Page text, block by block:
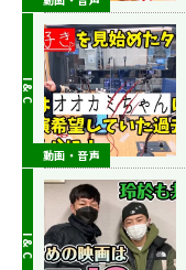
動画・音声